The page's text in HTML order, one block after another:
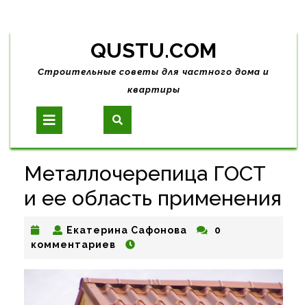
Skip
content
QUSTU.COM
Строительные советы для частного дома и
квартиры
Open
Button
Металлочерепица ГОСТ
и ее область применения
Екатерина Сафонова Екатерина
0
комментариев